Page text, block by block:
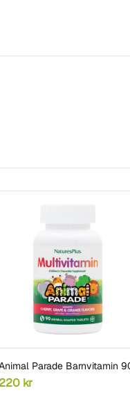
Parade Barnvitamin
220 kr